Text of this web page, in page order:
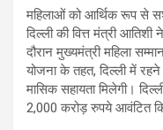
महिलाओं को आर्थिक रूप से
दिल्ली की वित्त मंत्री
दौरान मुख्यमंत्री महिला
योजना के तहत, दिल्ली में
मासिक सहायता मिलेगी।
2,000 करोड़ रुपये आवंटित